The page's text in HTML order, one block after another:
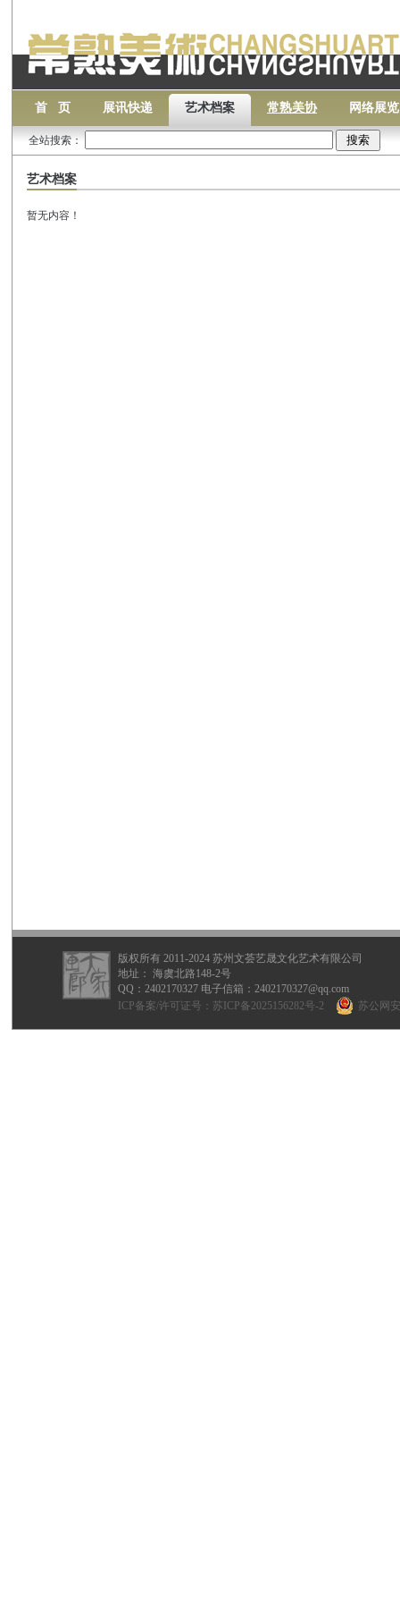
首 页 展讯快递 艺术档案 常熟美协 网络展览
全站搜索：
艺术档案
暂无内容！
版权所有 2011-2024 苏州文荟艺晟文化艺术有限公司
地址： 海虞北路148-2号
QQ： 2402170327 电子信箱：2402170327@qq.com
ICP备案/许可证号： 苏ICP备2025156282号-2 苏公网